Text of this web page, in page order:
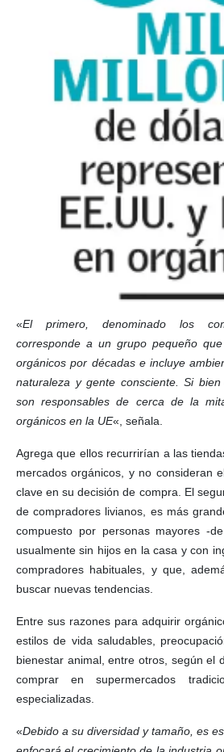
«El primero, denominado los
corresponde a un grupo pequeño
orgánicos por décadas e incluye
naturaleza y gente consciente. Si
son responsables de cerca de la
orgánicos en la UE«, señala.
Agrega que ellos recurrirían a las
mercados orgánicos, y no consideran
clave en su decisión de compra. El
de compradores livianos, es más
compuesto por personas mayores -
usualmente sin hijos en la casa y con
compradores habituales, y que,
buscar nuevas tendencias.
Entre sus razones para adquirir
estilos de vida saludables,
bienestar animal, entre otros, según el
comprar en supermercados
especializadas.
«Debido a su diversidad y tamaño, es